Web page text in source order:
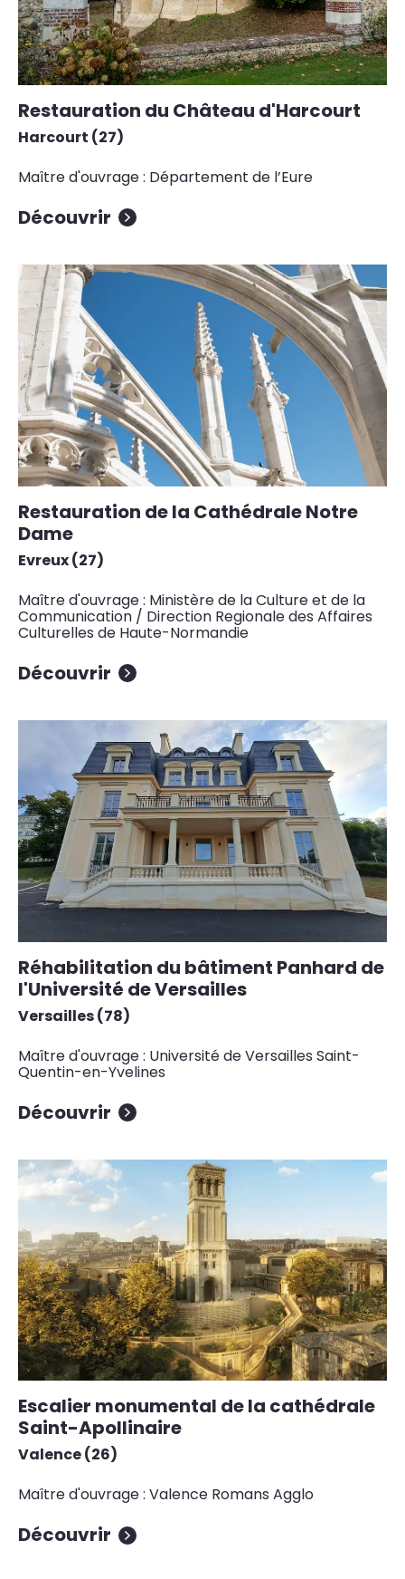
Restauration du Château d'Harcourt
Harcourt (27)
Maître d'ouvrage : Département de l’Eure
Découvrir
Restauration de la Cathédrale Notre
Dame
Evreux (27)
Maître d'ouvrage : Ministère de la Culture et de la
Communication / Direction Regionale des Affaires
Culturelles de Haute-Normandie
Découvrir
Réhabilitation du bâtiment Panhard de
l'Université de Versailles
Versailles (78)
Maître d'ouvrage : Université de Versailles Saint-
Quentin-en-Yvelines
Découvrir
Escalier monumental de la cathédrale
Saint-Apollinaire
Valence (26)
Maître d'ouvrage : Valence Romans Agglo
Découvrir